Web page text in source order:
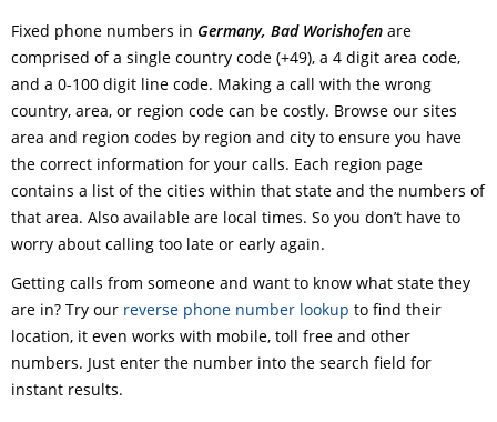
Fixed phone numbers in Germany, Bad Worishofen are
comprised of a single country code (+49), a 4 digit area code,
and a 0-100 digit line code. Making a call with the wrong
country, area, or region code can be costly. Browse our sites
area and region codes by region and city to ensure you have
the correct information for your calls. Each region page
contains a list of the cities within that state and the numbers of
that area. Also available are local times. So you don’t have to
worry about calling too late or early again.
Getting calls from someone and want to know what state they
are in? Try our reverse phone number lookup to find their
location, it even works with mobile, toll free and other
numbers. Just enter the number into the search field for
instant results.